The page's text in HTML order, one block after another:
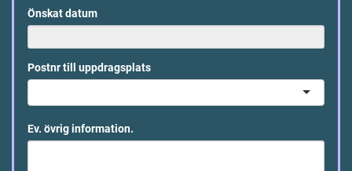
Önskat datum
Postnr till uppdragsplats
Ev. övrig information.